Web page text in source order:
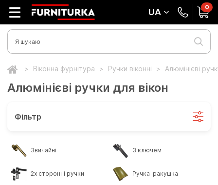
UA 0
Віконна фурнітура Ручки віконні Алюмінієві
Алюмінієві ручки для вікон
Фільтр
Звичайні З ключем
2х сторонні ручки Ручка-ракушка